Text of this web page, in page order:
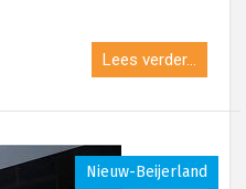
Lees verder...
Nieuw-Beijerland